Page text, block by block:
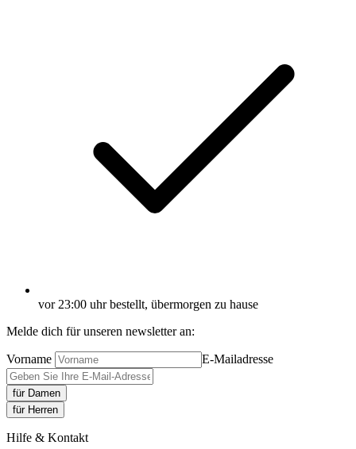
vor 23:00 uhr bestellt, übermorgen zu hause
Melde dich für unseren newsletter an:
Vorname E-Mailadresse
für Damen
für Herren
Hilfe & Kontakt